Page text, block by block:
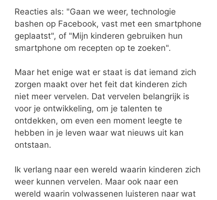
Reacties als: "Gaan we weer, technologie
bashen op Facebook, vast met een smartphone
geplaatst", of "Mijn kinderen gebruiken hun
smartphone om recepten op te zoeken".
Maar het enige wat er staat is dat iemand zich
zorgen maakt over het feit dat kinderen zich
niet meer vervelen. Dat vervelen belangrijk is
voor je ontwikkeling, om je talenten te
ontdekken, om even een moment leegte te
hebben in je leven waar wat nieuws uit kan
ontstaan.
Ik verlang naar een wereld waarin kinderen zich
weer kunnen vervelen. Maar ook naar een
wereld waarin volwassenen luisteren naar wat